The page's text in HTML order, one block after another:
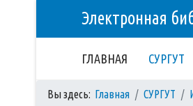
Электронная
ГЛАВНАЯ СУРГУТ
Вы здесь: Главная СУРГУТ